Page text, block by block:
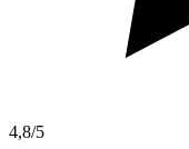
4,8/5